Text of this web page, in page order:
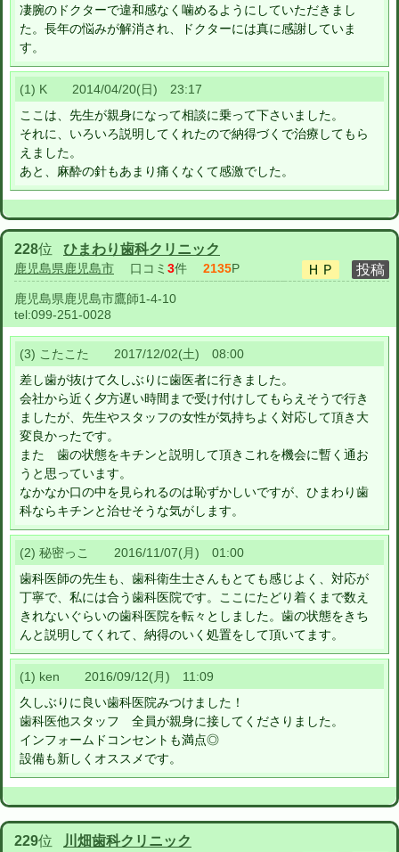
凄腕のドクターで違和感なく噛めるようにしていただきまし
た。長年の悩みが解消され、ドクターには真に感謝していま
す。
(1) K 2014/04/20(日) 23:17
ここは、先生が親身になって相談に乗って下さいました。
それに、いろいろ説明してくれたので納得づくで治療してもら
えました。
あと、麻酔の針もあまり痛くなくて感激でした。
228位 ひまわり歯科クリニック
鹿児島県鹿児島市 口コミ 3件 2135P
鹿児島県鹿児島市鷹師1-4-10
tel:099-251-0028
(3) こたこた 2017/12/02(土) 08:00
差し歯が抜けて久しぶりに歯医者に行きました。
会社から近く夕方遅い時間まで受け付けしてもらえそうで行き
ましたが、先生やスタッフの女性が気持ちよく対応して頂き大
変良かったです。
また 歯の状態をキチンと説明して頂きこれを機会に暫く通お
うと思っています。
なかなか口の中を見られるのは恥ずかしいですが、ひまわり歯
科ならキチンと治せそうな気がします。
(2) 秘密っこ 2016/11/07(月) 01:00
歯科医師の先生も、歯科衛生士さんもとても感じよく、対応が
丁寧で、私には合う歯科医院です。ここにたどり着くまで数え
きれないぐらいの歯科医院を転々としました。歯の状態をきち
んと説明してくれて、納得のいく処置をして頂いてます。
(1) ken 2016/09/12(月) 11:09
久しぶりに良い歯科医院みつけました！
歯科医他スタッフ 全員が親身に接してくださりました。
インフォームドコンセントも満点◎
設備も新しくオススメです。
229位 川畑歯科クリニック